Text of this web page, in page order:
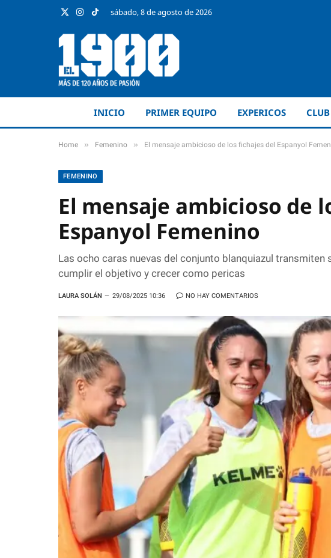
X
Instagram
TikToksábado, 8 de agosto de 2026
INICIO PRIMER EQUIPO EXPERICOS CLUB
Home » Femenino » El mensaje ambicioso de los fichajes del Espanyol
FEMENINO
El mensaje ambicioso de
Espanyol Femenino
Las ocho caras nuevas del conjunto blanquiazul
cumplir el objetivo y crecer como pericas
LAURA SOLÁN 29/08/2025 10:36 NO HAY COMENTARIOS